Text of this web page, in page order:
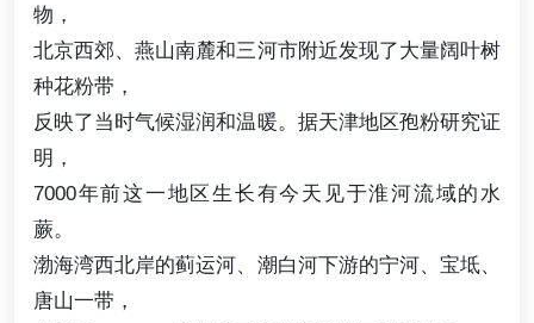
物，
北京西郊、燕山南麓和三河市附近发现了大量阔叶树
种花粉带，
反映了当时气候湿润和温暖。据天津地区孢粉研究证
明，
7000年前这一地区生长有今天见于淮河流域的水
蕨。
渤海湾西北岸的蓟运河、潮白河下游的宁河、宝坻、
唐山一带，